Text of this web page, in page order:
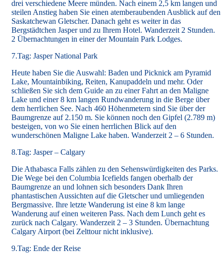
drei verschiedene Meere münden. Nach einem 2,5 km langen und
steilen Anstieg haben Sie einen atemberaubenden Ausblick auf den
Saskatchewan Gletscher. Danach geht es weiter in das
Bergstädtchen Jasper und zu Ihrem Hotel. Wanderzeit 2 Stunden.
2 Übernachtungen in einer der Mountain Park Lodges.
7.Tag: Jasper National Park
Heute haben Sie die Auswahl: Baden und Picknick am Pyramid
Lake, Mountainbiking, Reiten, Kanupaddeln und mehr. Oder
schließen Sie sich dem Guide an zu einer Fahrt an den Maligne
Lake und einer 8 km langen Rundwanderung in die Berge über
dem herrlichen See. Nach 460 Höhenmetern sind Sie über der
Baumgrenze auf 2.150 m. Sie können noch den Gipfel (2.789 m)
besteigen, von wo Sie einen herrlichen Blick auf den
wunderschönen Maligne Lake haben. Wanderzeit 2 – 6 Stunden.
8.Tag: Jasper – Calgary
Die Athabasca Falls zählen zu den Sehenswürdigkeiten des Parks.
Die Wege bei den Columbia Icefields fangen oberhalb der
Baumgrenze an und lohnen sich besonders Dank Ihren
phantastischen Aussichten auf die Gletscher und umliegenden
Bergmassive. Ihre letzte Wanderung ist eine 8 km lange
Wanderung auf einen weiteren Pass. Nach dem Lunch geht es
zurück nach Calgary. Wanderzeit 2 – 3 Stunden. Übernachtung
Calgary Airport (bei Zelttour nicht inklusive).
9.Tag: Ende der Reise